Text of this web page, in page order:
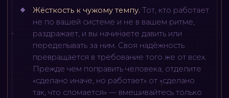
Жёсткость к чужому темпу. Тот, кто работает
не по вашей системе и не в вашем ритме,
раздражает, и вы начинаете давить или
переделывать за ним. Своя надёжность
превращается в требование того же от всех.
Прежде чем поправить человека, отделите
«сделано иначе, но работает» от «сделано
так, что сломается» — вмешивайтесь только